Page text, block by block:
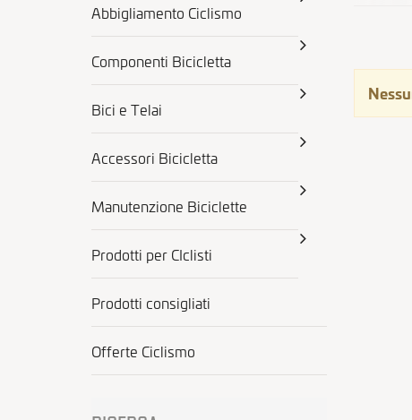
Abbigliamento Ciclismo
Componenti Bicicletta
Bici e Telai
Accessori Bicicletta
Manutenzione Biciclette
Prodotti per CIclisti
Prodotti consigliati
Offerte Ciclismo